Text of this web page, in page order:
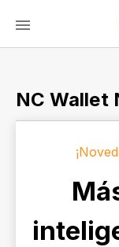
NC Wallet